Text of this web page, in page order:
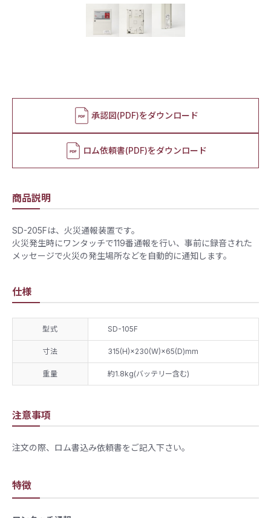
承認図(PDF)をダウンロード
ロム依頼書(PDF)をダウンロード
商品説明
SD-205Fは、火災通報装置です。
火災発生時にワンタッチで119番通報を行い、事前に録音された
メッセージで火災の発生場所などを自動的に通知します。
仕様
型式 SD-105F
寸法 315(H)×230(W)×65(D)mm
重量 約1.8kg(バッテリー含む)
注意事項
注文の際、ロム書込み依頼書をご記入下さい。
特徴